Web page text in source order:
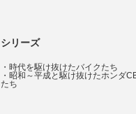
シリーズ
・ 時代を駆け抜けたバイクたち
・ 昭和～平成と駆け抜けたホンダ
たち